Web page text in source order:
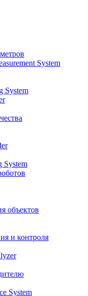
System
System
System
объектов
и контроля
System